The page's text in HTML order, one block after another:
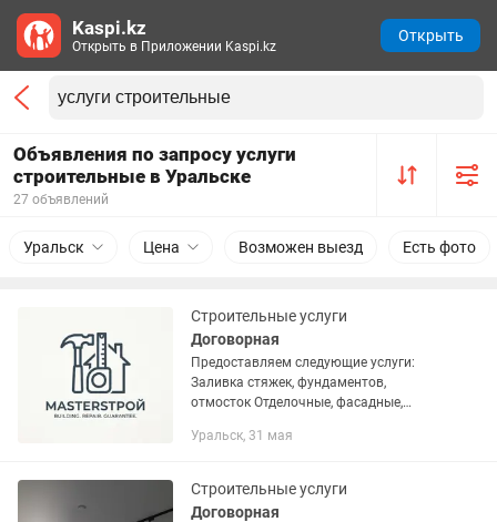
Объявления по запросу услуги
строительные в Уральске
27 объявлений
Уральск Цена Возможен выезд Есть фото
Строительные услуги
Договорная
Предоставляем следующие услуги:
Заливка стяжек, фундаментов,
отмосток Отделочные, фасадные,
построение небольших сооружений
вывоз...
Уральск, 31 мая
Строительные услуги
Договорная
Kaspi.kz
Открыть в Приложении Kaspi.kz
Открыть